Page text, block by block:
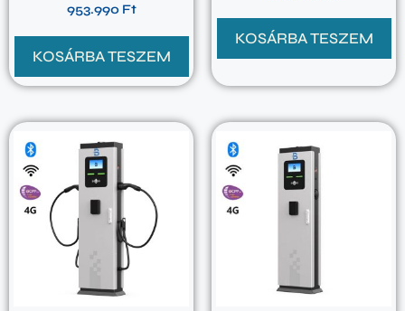
953.990 Ft
KOSÁRBA TESZEM
KOSÁRBA TESZEM